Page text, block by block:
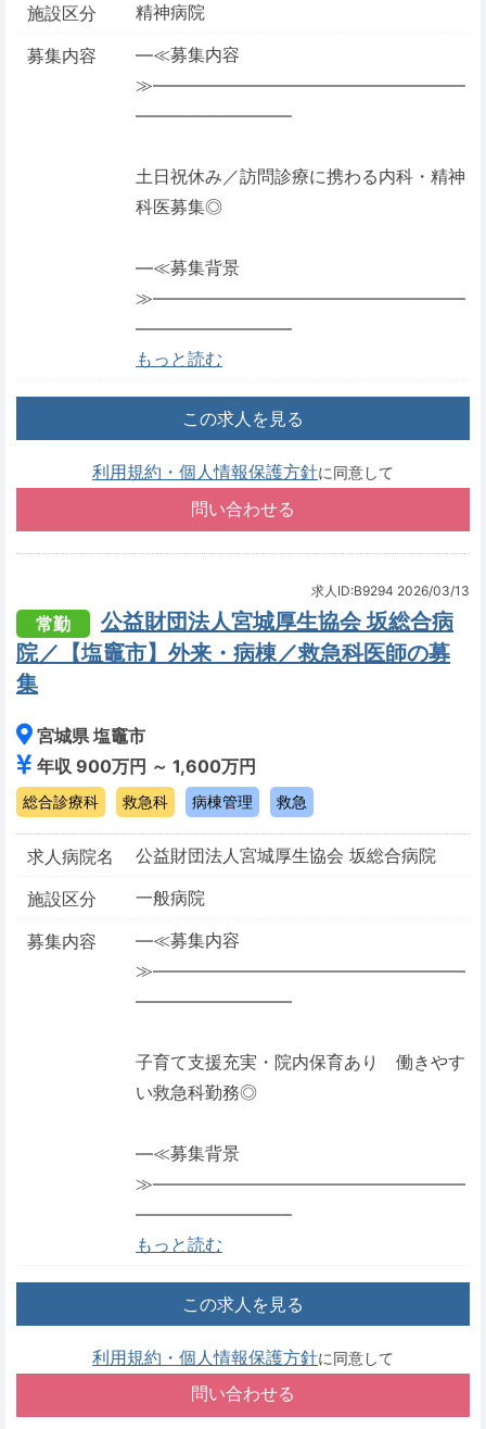
施設区分
精神病院
募集内容
―≪募集内容
≫――――――――――――――――――
―――――――――
土日祝休み／訪問診療に携わる内科・精神
科医募集◎
―≪募集背景
≫――――――――――――――――――
―――――――――
もっと読む
この求人を見る
利用規約・個人情報保護方針に同意して
求人ID:B9294 2026/03/13
常勤
公益財団法人宮城厚生協会 坂総合病
院／【塩竈市】外来・病棟／救急科医師の募
集
宮城県 塩竈市
年収 900万円 ～ 1,600万円
総合診療科 救急科 病棟管理 救急
求人病院名
公益財団法人宮城厚生協会 坂総合病院
施設区分
一般病院
募集内容
―≪募集内容
≫――――――――――――――――――
―――――――――
子育て支援充実・院内保育あり 働きやす
い救急科勤務◎
―≪募集背景
≫――――――――――――――――――
―――――――――
もっと読む
この求人を見る
利用規約・個人情報保護方針に同意して